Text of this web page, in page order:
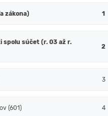
zákona) 1
spolu súčet (r. 03 až r.
2
3
(601) 4